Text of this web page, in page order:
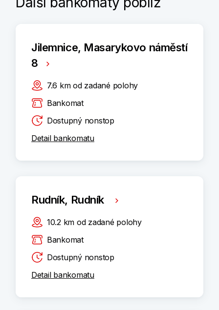
Jilemnice, Masarykovo náměstí
8
7.6 km od zadané polohy
Bankomat
Dostupný nonstop
Detail bankomatu
Rudník, Rudník
10.2 km od zadané polohy
Bankomat
Dostupný nonstop
Detail bankomatu